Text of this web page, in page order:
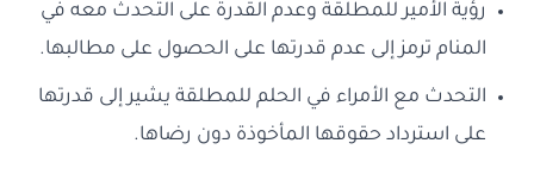
رؤية الأمير للمطلقة وعدم القدرة على التحدث معه في
المنام ترمز إلى عدم قدرتها على الحصول على مطالبها.
التحدث مع الأمراء في الحلم للمطلقة يشير إلى قدرتها
على استرداد حقوقها المأخوذة دون رضاها.